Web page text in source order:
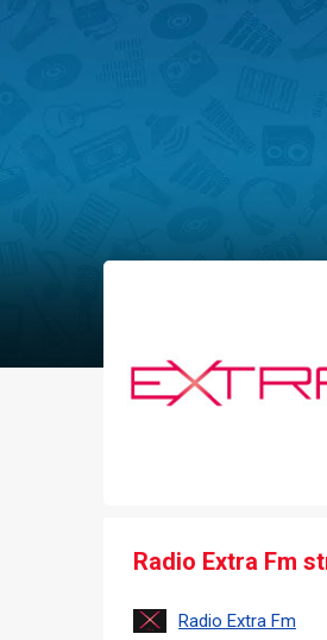
Radio Extra Fm
Radio Extra Fm